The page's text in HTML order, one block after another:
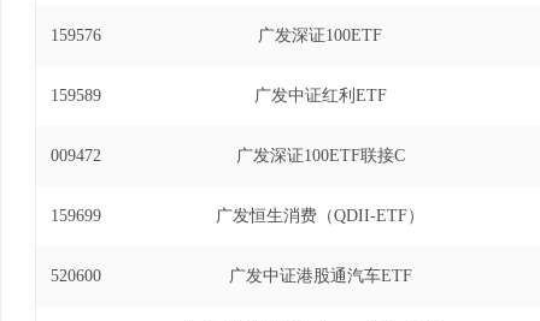
日)、广发美国房地产指数证券投资基金基金经
达克生物科技指数型发起式证券投资基金基金
2021年9月16日)、广发粤港澳大湾区创新100
金基金经理(自2019年9月20日至2021年11月17
100指数证券投资基金基金经理(自2018年8月6
159576 广发深证100ETF
159589 广发中证红利ETF
009472 广发深证100ETF联接C
159699 广发恒生消费（QDII-ETF）
520600 广发中证港股通汽车ETF